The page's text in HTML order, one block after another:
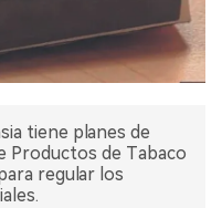
tiene planes de
Productos de Tabaco
regular los